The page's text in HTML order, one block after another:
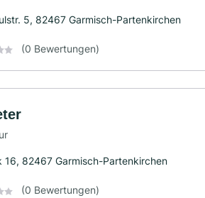
5, 82467 Garmisch-Partenkirchen
(0 Bewertungen)
16, 82467 Garmisch-Partenkirchen
(0 Bewertungen)